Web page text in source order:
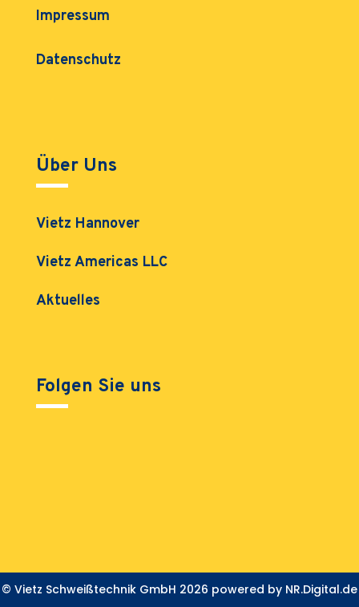
Impressum
Datenschutz
Über Uns
Vietz Hannover
Vietz Americas LLC
Aktuelles
Folgen Sie uns
© Vietz Schweißtechnik GmbH 2026 powered by NR.Digital.de